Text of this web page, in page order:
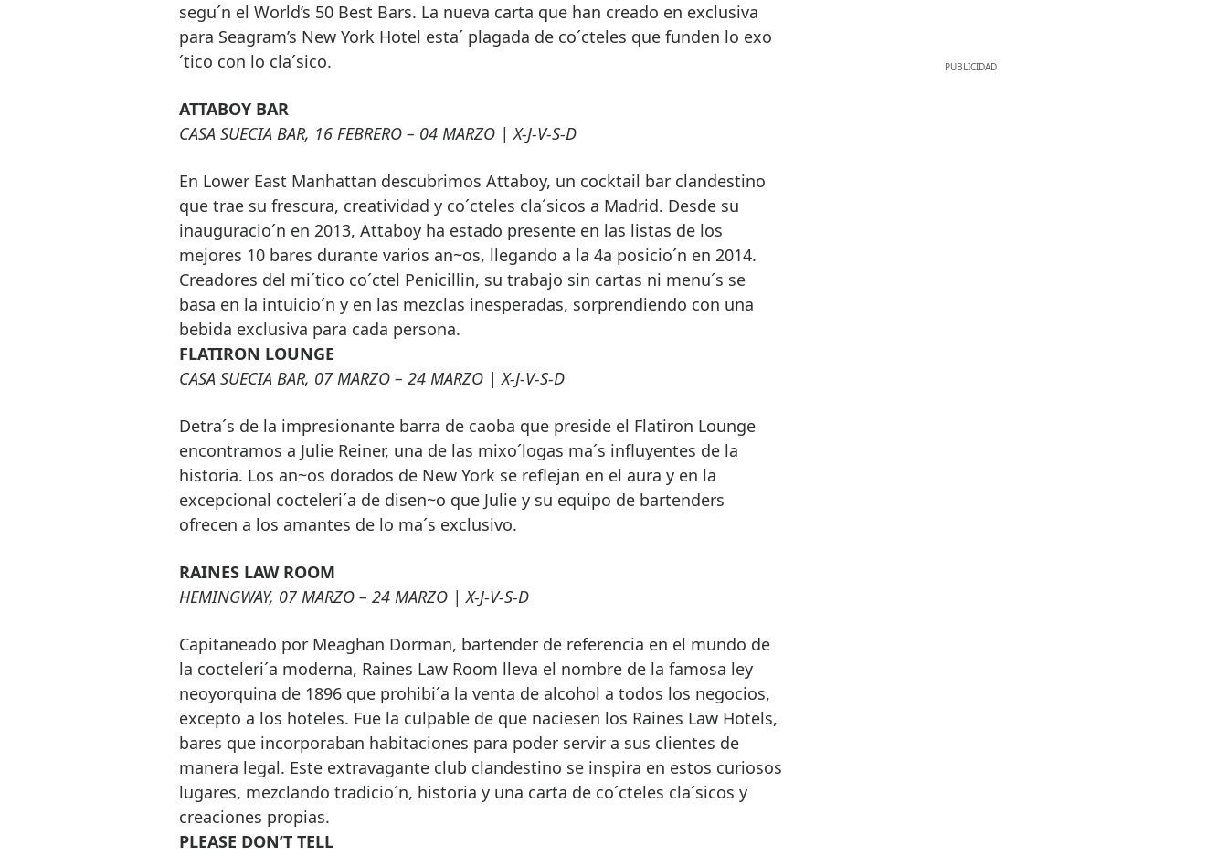
segu´n el World’s 50 Best Bars. La nueva carta que han creado en exclusiva
para Seagram’s New York Hotel esta´ plagada de co´cteles que funden lo exo
´tico con lo cla´sico.
ATTABOY BAR
CASA SUECIA BAR, 16 FEBRERO – 04 MARZO | X-J-V-S-D
En Lower East Manhattan descubrimos Attaboy, un cocktail bar clandestino
que trae su frescura, creatividad y co´cteles cla´sicos a Madrid. Desde su
inauguracio´n en 2013, Attaboy ha estado presente en las listas de los
mejores 10 bares durante varios an~os, llegando a la 4a posicio´n en 2014.
Creadores del mi´tico co´ctel Penicillin, su trabajo sin cartas ni menu´s se
basa en la intuicio´n y en las mezclas inesperadas, sorprendiendo con una
bebida exclusiva para cada persona.
FLATIRON LOUNGE
CASA SUECIA BAR, 07 MARZO – 24 MARZO | X-J-V-S-D
Detra´s de la impresionante barra de caoba que preside el Flatiron Lounge
encontramos a Julie Reiner, una de las mixo´logas ma´s influyentes de la
historia. Los an~os dorados de New York se reflejan en el aura y en la
excepcional cocteleri´a de disen~o que Julie y su equipo de bartenders
ofrecen a los amantes de lo ma´s exclusivo.
RAINES LAW ROOM
HEMINGWAY, 07 MARZO – 24 MARZO | X-J-V-S-D
Capitaneado por Meaghan Dorman, bartender de referencia en el mundo de
la cocteleri´a moderna, Raines Law Room lleva el nombre de la famosa ley
neoyorquina de 1896 que prohibi´a la venta de alcohol a todos los negocios,
excepto a los hoteles. Fue la culpable de que naciesen los Raines Law Hotels,
bares que incorporaban habitaciones para poder servir a sus clientes de
manera legal. Este extravagante club clandestino se inspira en estos curiosos
lugares, mezclando tradicio´n, historia y una carta de co´cteles cla´sicos y
creaciones propias.
PLEASE DON’T TELL